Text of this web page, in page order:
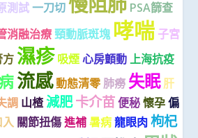
測試 一刀切
PSA篩查
消融治療 頸動脈斑塊 哮喘 子宮
方 濕疹 吸煙 心房顫動 上海抗疫
流感動態清零 肺癆 失眠 肝
調 山楂 減肥卡介苗 便秘 懷孕 偏
入 關節扭傷 進補 暑病 龍眼肉 枸杞